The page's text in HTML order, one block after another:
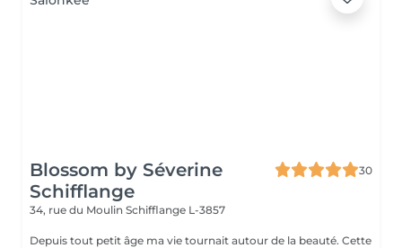
Blossom by Séverine
Schifflange
30
34, rue du Moulin Schifflange L-3857
Depuis tout petit âge ma vie tournait autour de la beauté. Cette